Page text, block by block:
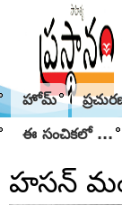
హోమ్
ఈ సంచికలో ...
హసన్‌